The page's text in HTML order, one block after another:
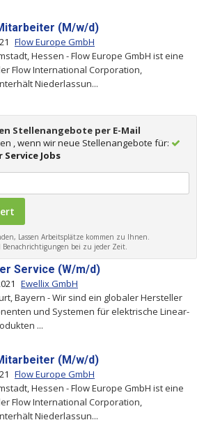
(M/w/d)
Flow Europe GmbH
Hessen - Flow Europe GmbH ist eine
Flow International Corporation,
Niederlassun...
Stellenangebote per E-Mail
, wenn wir neue Stellenangebote für:
Jobs
Lassen Arbeitsplätze kommen zu Ihnen.
bei zu jeder Zeit.
Service (W/m/d)
Ewellix GmbH
Bayern - Wir sind ein globaler Hersteller
und Systemen für elektrische Linear­
...
(M/w/d)
Flow Europe GmbH
Hessen - Flow Europe GmbH ist eine
Flow International Corporation,
Niederlassun...